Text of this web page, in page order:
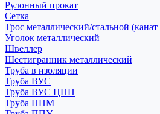
Рулонный прокат
Сетка
Трос металлический/стальной
Уголок металлический
Швеллер
Шестигранник металлический
Труба в изоляции
Труба ВУС
Труба ВУС ЦПП
Труба ППМ